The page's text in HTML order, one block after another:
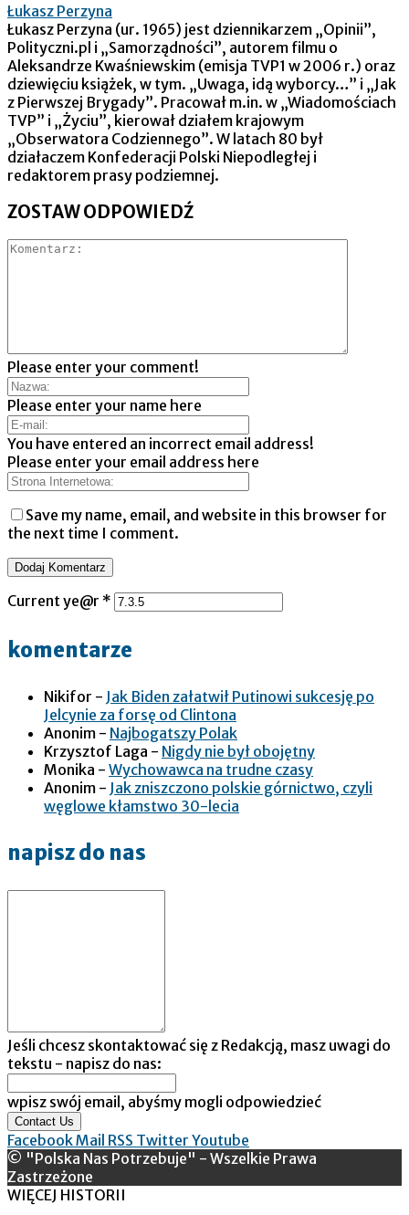
Łukasz Perzyna
Łukasz Perzyna (ur. 1965) jest dziennikarzem „Opinii”,
Polityczni.pl i „Samorządności”, autorem filmu o
Aleksandrze Kwaśniewskim (emisja TVP1 w 2006 r.) oraz
dziewięciu książek, w tym. „Uwaga, idą wyborcy…” i „Jak
z Pierwszej Brygady”. Pracował m.in. w „Wiadomościach
TVP” i „Życiu”, kierował działem krajowym
„Obserwatora Codziennego”. W latach 80 był
działaczem Konfederacji Polski Niepodległej i
redaktorem prasy podziemnej.
ZOSTAW ODPOWIEDŹ
Please enter your comment!
Please enter your name here
You have entered an incorrect email address!
Please enter your email address here
Save my name, email, and website in this browser for
the next time I comment.
Current ye@r *
komentarze
Nikifor - Jak Biden załatwił Putinowi sukcesję po
Jelcynie za forsę od Clintona
Anonim - Najbogatszy Polak
Krzysztof Laga - Nigdy nie był obojętny
Monika - Wychowawca na trudne czasy
Anonim - Jak zniszczono polskie górnictwo, czyli
węglowe kłamstwo 30-lecia
napisz do nas
Jeśli chcesz skontaktować się z Redakcją, masz uwagi do
tekstu - napisz do nas:
wpisz swój email, abyśmy mogli odpowiedzieć
Contact Us
FacebookMail RSS Twitter Youtube
© "Polska Nas Potrzebuje" - Wszelkie Prawa
Zastrzeżone
WIĘCEJ HISTORII